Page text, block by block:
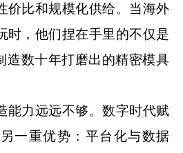
价比和规模化供给。当海外
时，他们捏在手里的不仅是
造数十年打磨出的精密模具
力远远不够。数字时代赋
一重优势：平台化与数据